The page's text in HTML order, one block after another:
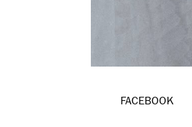
FACEBOOK